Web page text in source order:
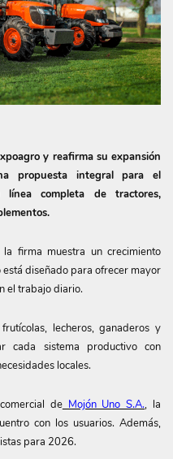
y reafirma su expansión
propuesta integral para el
completa de tractores,
la firma muestra un crecimiento
diseñado para ofrecer mayor
el trabajo diario.
lecheros, ganaderos y
cada sistema productivo con
locales.
deMojón Uno S.A., la
con los usuarios. Además,
para 2026.